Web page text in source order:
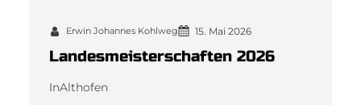
Erwin Johannes Kohlweg 15. Mai 2026
Landesmeisterschaften 2026
InAlthofen